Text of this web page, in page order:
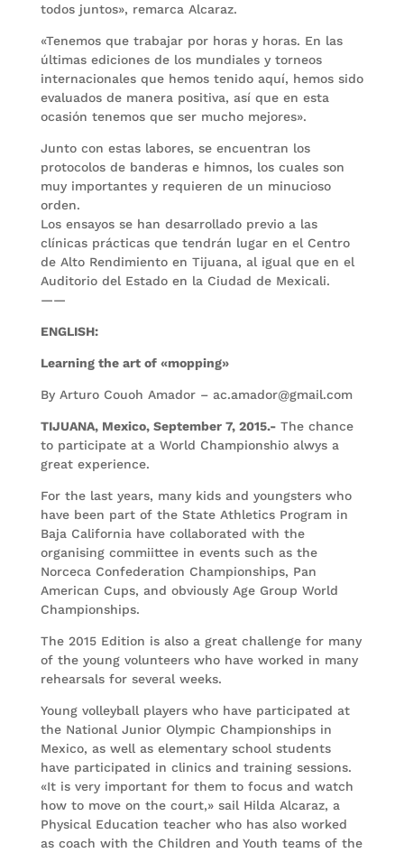
todos juntos», remarca Alcaraz.
«Tenemos que trabajar por horas y horas. En las
últimas ediciones de los mundiales y torneos
internacionales que hemos tenido aquí, hemos sido
evaluados de manera positiva, así que en esta
ocasión tenemos que ser mucho mejores».
Junto con estas labores, se encuentran los
protocolos de banderas e himnos, los cuales son
muy importantes y requieren de un minucioso
orden.
Los ensayos se han desarrollado previo a las
clínicas prácticas que tendrán lugar en el Centro
de Alto Rendimiento en Tijuana, al igual que en el
Auditorio del Estado en la Ciudad de Mexicali.
——
ENGLISH:
Learning the art of «mopping»
By Arturo Couoh Amador – ac.amador@gmail.com
TIJUANA, Mexico, September 7, 2015.-The chance
to participate at a World Championshio alwys a
great experience.
For the last years, many kids and youngsters who
have been part of the State Athletics Program in
Baja California have collaborated with the
organising commiittee in events such as the
Norceca Confederation Championships, Pan
American Cups, and obviously Age Group World
Championships.
The 2015 Edition is also a great challenge for many
of the young volunteers who have worked in many
rehearsals for several weeks.
Young volleyball players who have participated at
the National Junior Olympic Championships in
Mexico, as well as elementary school students
have participated in clinics and training sessions.
«It is very important for them to focus and watch
how to move on the court,» sail Hilda Alcaraz, a
Physical Education teacher who has also worked
as coach with the Children and Youth teams of the